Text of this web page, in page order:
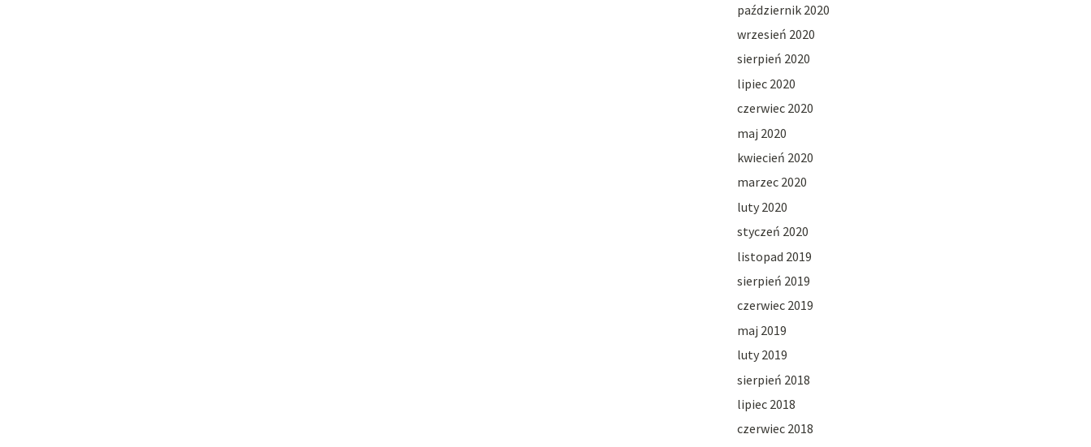
październik 2020
wrzesień 2020
sierpień 2020
lipiec 2020
czerwiec 2020
maj 2020
kwiecień 2020
marzec 2020
luty 2020
styczeń 2020
listopad 2019
sierpień 2019
czerwiec 2019
maj 2019
luty 2019
sierpień 2018
lipiec 2018
czerwiec 2018